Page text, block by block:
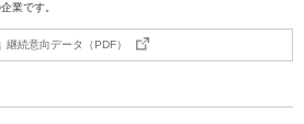
業です。
継続意向データ（PDF）